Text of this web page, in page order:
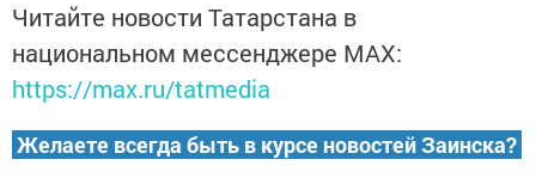
Читайте новости Татарстана в
национальном мессенджере MАХ:
https://max.ru/tatmedia
Желаете всегда быть в курсе новостей Заинска?